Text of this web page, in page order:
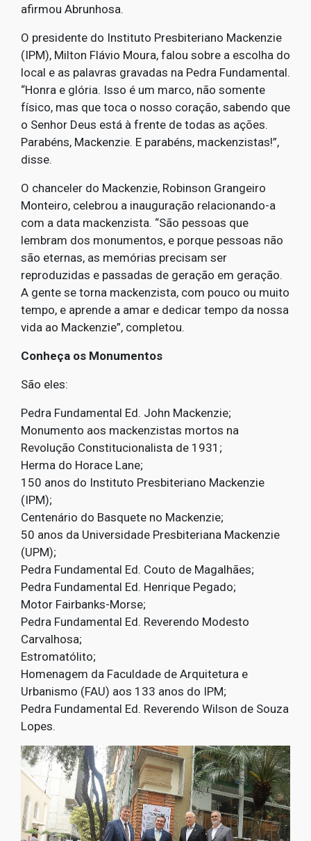
afirmou Abrunhosa.
O presidente do Instituto Presbiteriano Mackenzie
(IPM), Milton Flávio Moura, falou sobre a escolha do
local e as palavras gravadas na Pedra Fundamental.
“Honra e glória. Isso é um marco, não somente
físico, mas que toca o nosso coração, sabendo que
o Senhor Deus está à frente de todas as ações.
Parabéns, Mackenzie. E parabéns, mackenzistas!”,
disse.
O chanceler do Mackenzie, Robinson Grangeiro
Monteiro, celebrou a inauguração relacionando-a
com a data mackenzista. “São pessoas que
lembram dos monumentos, e porque pessoas não
são eternas, as memórias precisam ser
reproduzidas e passadas de geração em geração.
A gente se torna mackenzista, com pouco ou muito
tempo, e aprende a amar e dedicar tempo da nossa
vida ao Mackenzie”, completou.
Conheça os Monumentos
São eles:
Pedra Fundamental Ed. John Mackenzie;
Monumento aos mackenzistas mortos na
Revolução Constitucionalista de 1931;
Herma do Horace Lane;
150 anos do Instituto Presbiteriano Mackenzie
(IPM);
Centenário do Basquete no Mackenzie;
50 anos da Universidade Presbiteriana Mackenzie
(UPM);
Pedra Fundamental Ed. Couto de Magalhães;
Pedra Fundamental Ed. Henrique Pegado;
Motor Fairbanks-Morse;
Pedra Fundamental Ed. Reverendo Modesto
Carvalhosa;
Estromatólito;
Homenagem da Faculdade de Arquitetura e
Urbanismo (FAU) aos 133 anos do IPM;
Pedra Fundamental Ed. Reverendo Wilson de Souza
Lopes.